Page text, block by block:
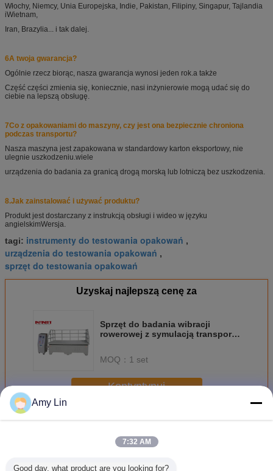
Włochy, Niemcy, Unia Europejska, Indie, Pakistan, Filipiny, Singapur, Tajlandia
iWietnam,
Iran, Brazylia... i tak dalej.
6A twoja gwarancja?
Ogólnie rzecz biorąc, nasza gwarancja wynosi jeden rok. a także
Część części zmienia się, koniecznie, nasi inżynierowie mogą udać się do
ciebie na lepszą obsługę.
7Co z opakowaniami do maszyny, czy jest ona bezpiecznie chroniona
podczas transportu?
Nasza maszyna jest zapakowana w standardowy karton eksportowy, nie
ulegnie uszkodzeniu. wiele
urządzenia do badania za granicą drogą morską lub lotniczą bez uszkodzenia.
8.Jak zainstalować i używać produktu?
Produkt jest dostarczany z instrukcją obsługi i wideo w języku
angielskimWersja.
tagi: instrumenty do testowania opakowań ,
urządzenia do testowania opakowań ,
sprzęt do testowania opakowań
Uzyskaj najlepszą cenę za
Sprzęt do badania wibracji
rowerowej z symulacją transportu
MOQ： 1 set
Kontyntynuj
JeszczeMaszyna do testowania opakowań
Amy Lin
7:32 AM
Good day, what product are you looking for?